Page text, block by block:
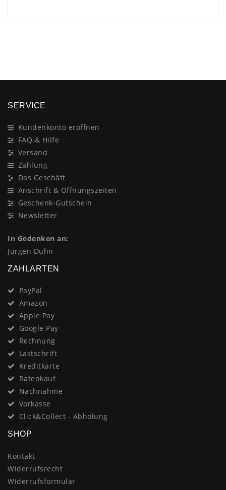
SERVICE
Kundenkonto eröffnen
FAQ & Hilfe
Versand
Zahlung
Das Geschäft
Anschrift & Öffnungszeiten
Geschenk-Gutschein
Newsletter
In Gedenken an:
Jürgen Duhn
ZAHLARTEN
PayPal
Amazon
Apple Pay
Google Pay
Rechnung
Lastschrift
Kreditkarte
Ratenkauf
Nachnahme
Vorkasse
Click&Collect - Abholung
SHOP
Kontakt
Widerrufsrecht
Widerrufsformular